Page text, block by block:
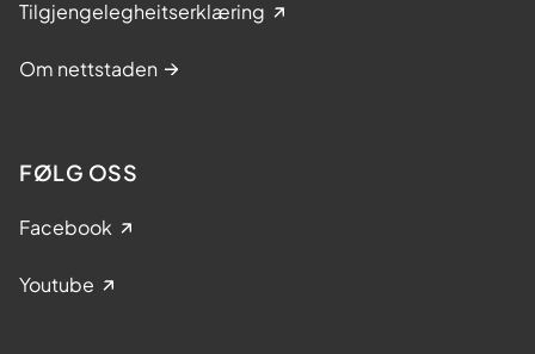
Tilgjengelegheitserklæring
Om nettstaden
FØLG OSS
Facebook
Youtube